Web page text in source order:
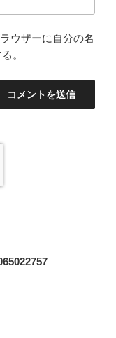
ウザーに自分の名
。